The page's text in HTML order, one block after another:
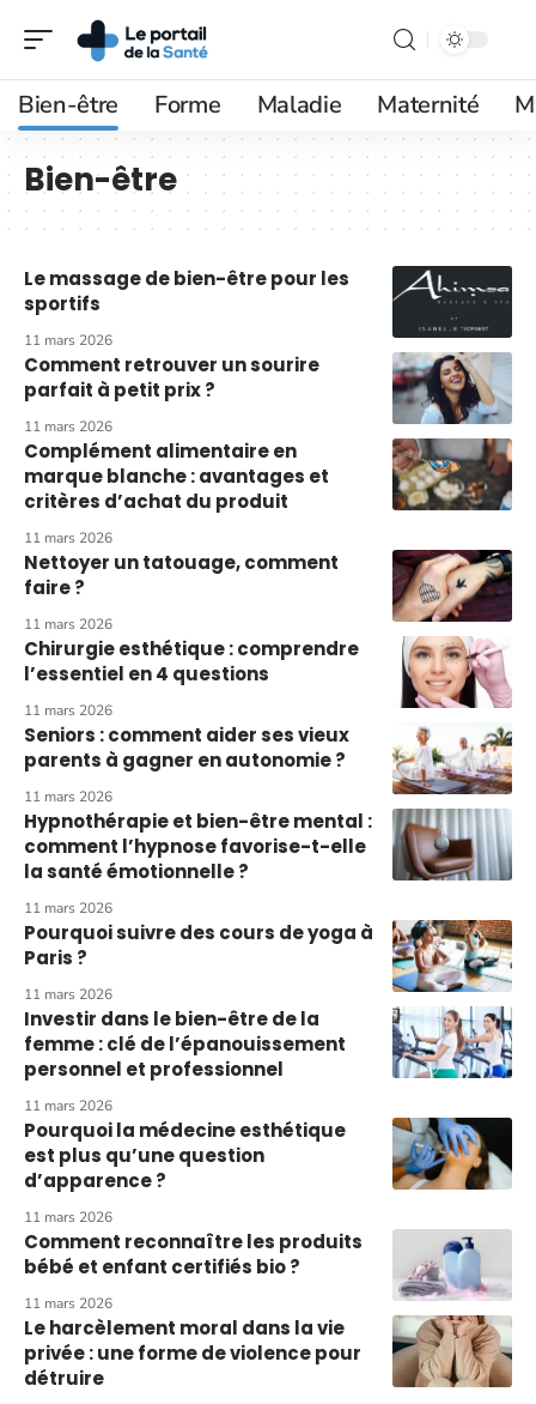
Bien-être Forme Maladie Maternité
Bien-être
Le massage de bien-être pour les
sportifs
11 mars 2026
Comment retrouver un sourire
parfait à petit prix ?
11 mars 2026
Complément alimentaire en
marque blanche : avantages et
critères d’achat du produit
11 mars 2026
Nettoyer un tatouage, comment
faire ?
11 mars 2026
Chirurgie esthétique : comprendre
l’essentiel en 4 questions
11 mars 2026
Seniors : comment aider ses vieux
parents à gagner en autonomie ?
11 mars 2026
Hypnothérapie et bien-être mental :
comment l’hypnose favorise-t-elle
la santé émotionnelle ?
11 mars 2026
Pourquoi suivre des cours de yoga à
Paris ?
11 mars 2026
Investir dans le bien-être de la
femme : clé de l’épanouissement
personnel et professionnel
11 mars 2026
Pourquoi la médecine esthétique
est plus qu’une question
d’apparence ?
11 mars 2026
Comment reconnaître les produits
bébé et enfant certifiés bio ?
11 mars 2026
Le harcèlement moral dans la vie
privée : une forme de violence pour
détruire